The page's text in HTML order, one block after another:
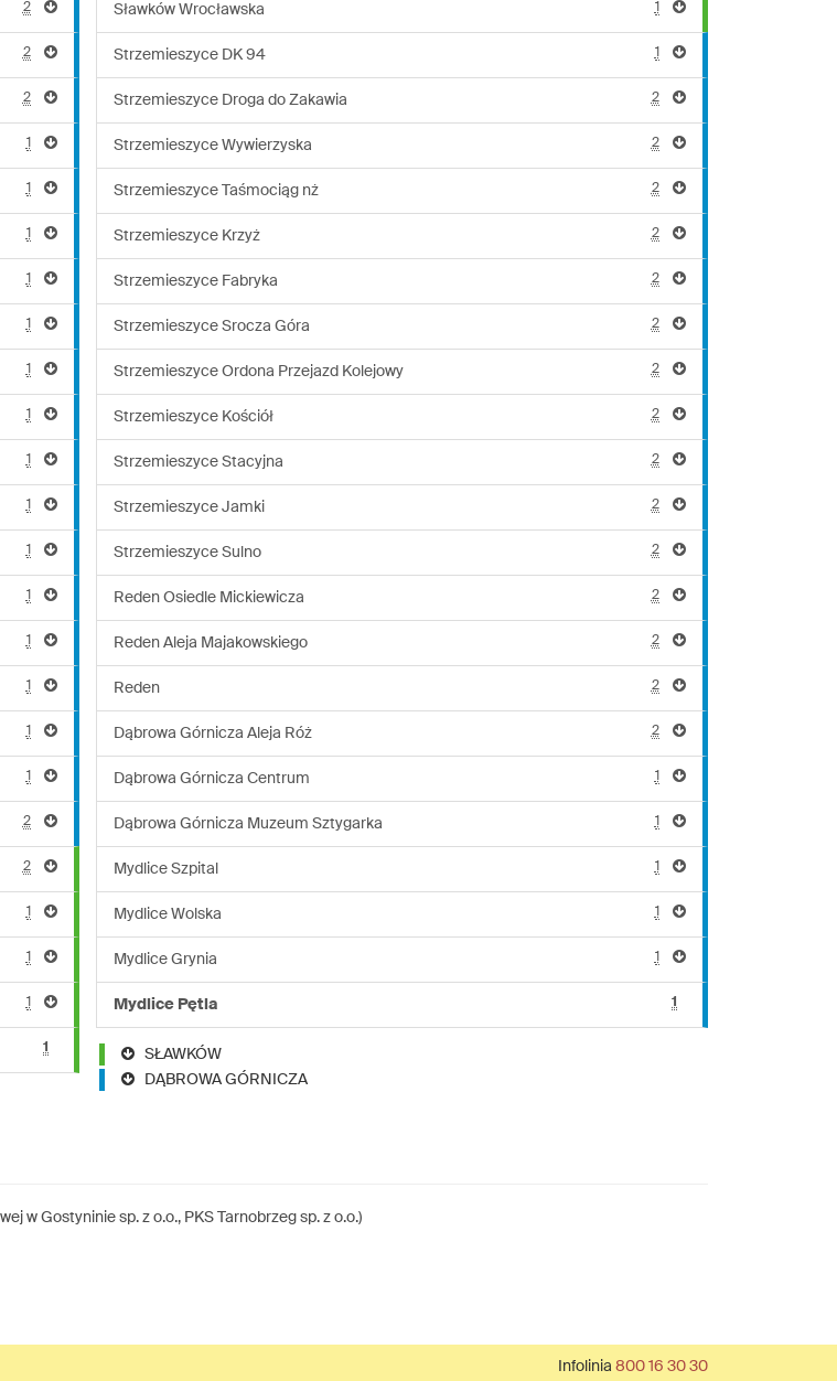
2
2
2
1
1
1
1
1
1
1
1
1
1
1
1
1
1
1
2
2
1
1
1
1
Sławków Wrocławska 1
Strzemieszyce DK 94 1
Strzemieszyce Droga do Zakawia 2
Strzemieszyce Wywierzyska 2
Strzemieszyce Taśmociąg nż 2
Strzemieszyce Krzyż 2
Strzemieszyce Fabryka 2
Strzemieszyce Srocza Góra 2
Strzemieszyce Ordona Przejazd Kolejowy 2
Strzemieszyce Kościół 2
Strzemieszyce Stacyjna 2
Strzemieszyce Jamki 2
Strzemieszyce Sulno 2
Reden Osiedle Mickiewicza 2
Reden Aleja Majakowskiego 2
Reden 2
Dąbrowa Górnicza Aleja Róż 2
Dąbrowa Górnicza Centrum 1
Dąbrowa Górnicza Muzeum Sztygarka 1
Mydlice Szpital 1
Mydlice Wolska 1
Mydlice Grynia 1
Mydlice Pętla 1
SŁAWKÓW
DĄBROWA GÓRNICZA
w Gostyninie sp. z o.o., PKS Tarnobrzeg sp. z o.o.)
Infolinia 800 16 30 30